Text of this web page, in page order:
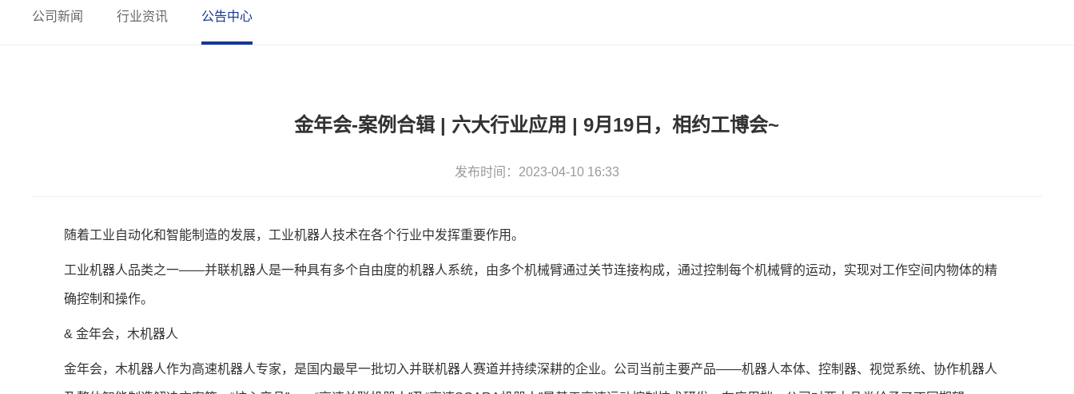
公司新闻 行业资讯 公告中心
金年会-案例合辑 | 六大行业应用 | 9月19日，相约工博会~
发布时间：2023-04-10 16:33
随着工业自动化和智能制造的发展，工业机器人技术在各个行业中发挥重要作用。
工业机器人品类之一——并联机器人是一种具有多个自由度的机器人系统，由多个机械臂通过关节连接构成，通过控制每个机械臂的运动，实现对工作空间内物体的精
确控制和操作。
& 金年会，木机器人
金年会，木机器人作为高速机器人专家，是国内最早一批切入并联机器人赛道并持续深耕的企业。公司当前主要产品——机器人本体、控制器、视觉系统、协作机器人